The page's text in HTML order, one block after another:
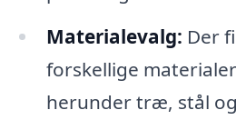
Materialevalg: Der
forskellige
herunder træ, stål